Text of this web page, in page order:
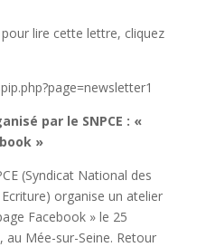
lire cette lettre, cliquez
par le SNPCE : «
»
(Syndicat National des
organise un atelier
Facebook » le 25
au Mée-sur-Seine. Retour